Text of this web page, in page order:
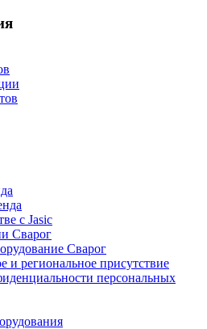
с Jasic
Сварог
Сварог
и региональное присутствие
персональных